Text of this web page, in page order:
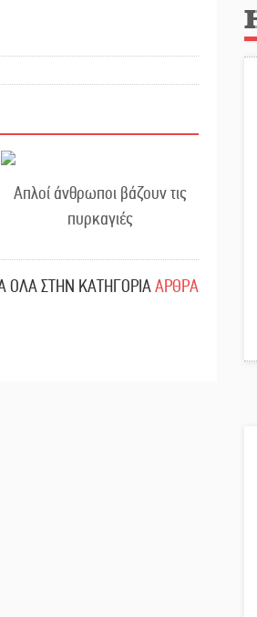
Απλοί άνθρωποι βάζουν τις
πυρκαγιές
ΟΛΑ ΣΤΗΝ ΚΑΤΗΓΟΡΙΑΑΡΘΡΑ